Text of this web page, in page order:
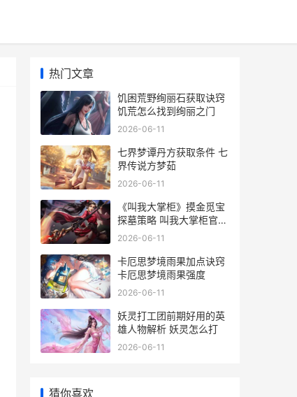
热门文章
饥困荒野绚丽石获取诀窍
饥荒怎么找到绚丽之门
2026-06-11
七界梦谭丹方获取条件 七
界传说方梦茹
2026-06-11
《叫我大掌柜》摸金觅宝
探墓策略 叫我大掌柜官网
下载
2026-06-11
卡厄思梦境雨果加点诀窍
卡厄思梦境雨果强度
2026-06-11
妖灵打工团前期好用的英
雄人物解析 妖灵怎么打
2026-06-11
猜你喜欢